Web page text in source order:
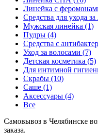
Линейка с
Средства для ухода
Мужская линейка (1)
Пудры (4)
Средства с
Уход за волосами (7)
Детская косметика (5)
Для интимной
Скрабы (10)
Саше (1)
Аксессуары (4)
Все
Самовывоз в Челябинске
заказа.